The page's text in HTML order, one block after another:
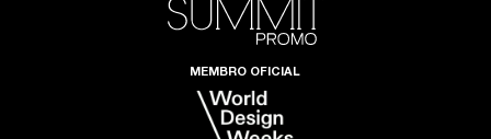
MEMBRO OFICIAL